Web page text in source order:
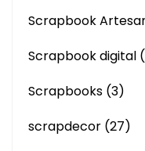
Scrapbook
Scrapbook digital
Scrapbooks (3)
scrapdecor (27)